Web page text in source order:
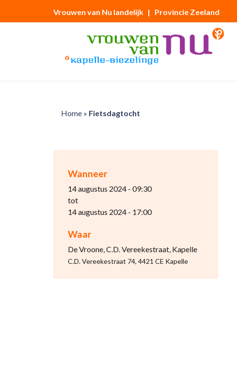
Vrouwen van Nu landelijk | Provincie Zeeland
Home» Fietsdagtocht
Wanneer
14 augustus 2024 - 09:30
tot
14 augustus 2024 - 17:00
Waar
De Vroone, C.D. Vereekestraat, Kapelle
C.D. Vereekestraat 74, 4421 CE Kapelle